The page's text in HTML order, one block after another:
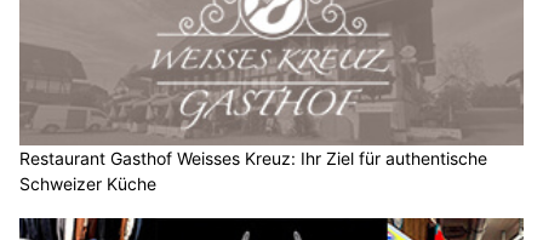
Restaurant Gasthof Weisses Kreuz: Ihr Ziel für authentische
Schweizer Küche